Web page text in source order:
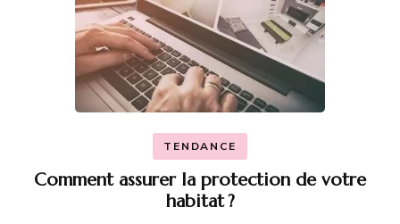
TENDANCE
Comment assurer la protection de votre
habitat ?